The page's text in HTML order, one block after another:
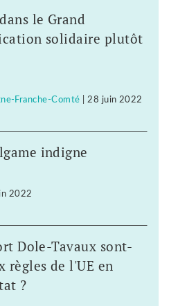
le Grand
solidaire plutôt
Franche-Comté 28 juin 2022
indigne
2022
Dole-Tavaux sont-
règles de l'UE en
?